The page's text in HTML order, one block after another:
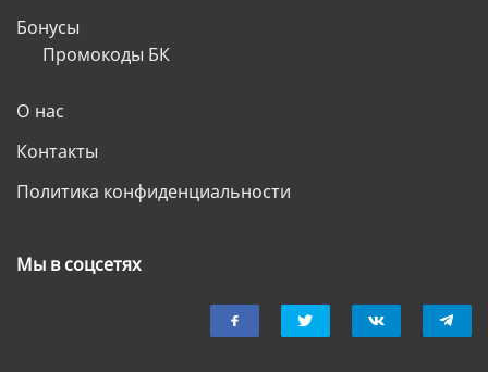
Бонусы
Промокоды БК
О нас
Контакты
Политика конфиденциальности
Мы в соцсетях